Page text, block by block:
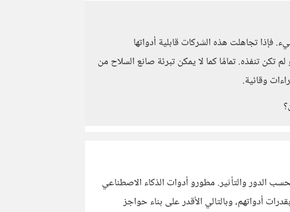
تجاهلت هذه الشركات قابلية أدواتها
تنفذه. تمامًا كما لا يمكن تبرئة صانع السلاح من
وقائية.
الدور والتأثير. مطورو أدوات الذكاء الاصطناعي
أدواتهم، وبالتالي الأقدر على بناء حواجز